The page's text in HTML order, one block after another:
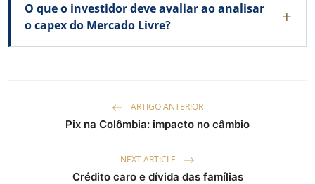
O que o investidor deve avaliar ao analisar
o capex do Mercado Livre?
ARTIGO ANTERIOR
Pix na Colômbia: impacto no câmbio
NEXT ARTICLE
Crédito caro e dívida das famílias